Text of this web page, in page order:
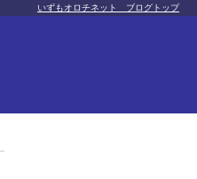
いずもオロチネット ブログトップ